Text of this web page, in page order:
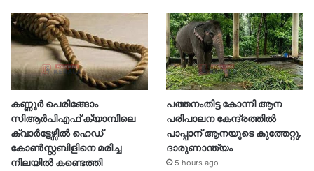
കണ്ണൂർ പെരിങ്ങോം
സിആർപിഎഫ് ക്യാമ്പിലെ
ക്വാർട്ടേഴ്സിൽ ഹെഡ്
കോൺസ്റ്റബിളിനെ മരിച്ച
നിലയിൽ കണ്ടെത്തി
പത്തനംതിട്ട കോന്നി ആന
പരിപാലന കേന്ദ്രത്തിൽ
പാപ്പാന് ആനയുടെ കുത്തേറ്റു,
ദാരുണാന്ത്യം
5 hours ago